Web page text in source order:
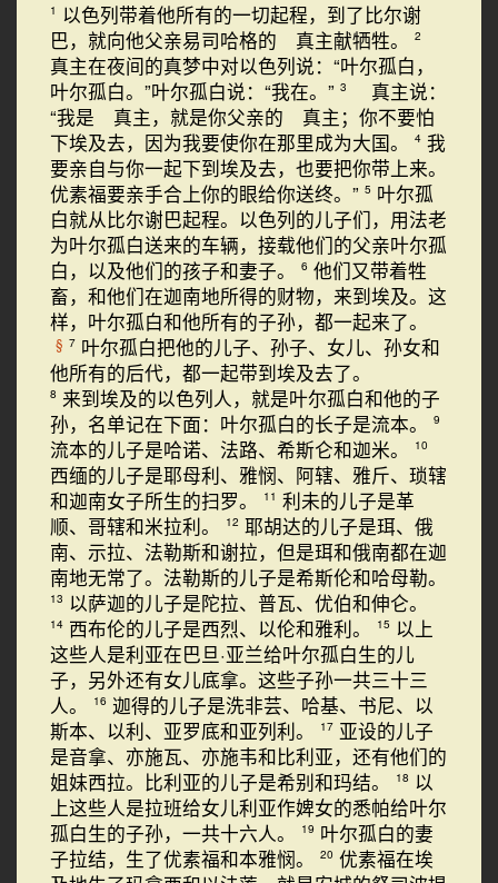
1 以色列带着他所有的一切起程，到了比尔谢
巴，就向他父亲易司哈格的 真主献牺牲。
2
真主在夜间的真梦中对以色列说：“叶尔孤白，
叶尔孤白。”叶尔孤白说：“我在。” 3
真主说：
“我是 真主，就是你父亲的 真主；你不要怕
下埃及去，因为我要使你在那里成为大国。
4 我
要亲自与你一起下到埃及去，也要把你带上来。
优素福要亲手合上你的眼给你送终。” 5 叶尔孤
白就从比尔谢巴起程。以色列的儿子们，用法老
为叶尔孤白送来的车辆，接载他们的父亲叶尔孤
白，以及他们的孩子和妻子。
6 他们又带着牲
畜，和他们在迦南地所得的财物，来到埃及。这
样，叶尔孤白和他所有的子孙，都一起来了。
§ 7 叶尔孤白把他的儿子、孙子、女儿、孙女和
他所有的后代，都一起带到埃及去了。
8 来到埃及的以色列人，就是叶尔孤白和他的子
孙，名单记在下面：叶尔孤白的长子是流本。
9
流本的儿子是哈诺、法路、希斯仑和迦米。 10
西缅的儿子是耶母利、雅悯、阿辖、雅斤、琐辖
和迦南女子所生的扫罗。
11 利未的儿子是革
顺、哥辖和米拉利。
12 耶胡达的儿子是珥、俄
南、示拉、法勒斯和谢拉，但是珥和俄南都在迦
南地无常了。法勒斯的儿子是希斯伦和哈母勒。
13 以萨迦的儿子是陀拉、普瓦、优伯和伸仑。
14 西布伦的儿子是西烈、以伦和雅利。 15 以上
这些人是利亚在巴旦·亚兰给叶尔孤白生的儿
子，另外还有女儿底拿。这些子孙一共三十三
人。
16 迦得的儿子是洗非芸、哈基、书尼、以
斯本、以利、亚罗底和亚列利。
17 亚设的儿子
是音拿、亦施瓦、亦施韦和比利亚，还有他们的
姐妹西拉。比利亚的儿子是希别和玛结。
18 以
上这些人是拉班给女儿利亚作婢女的悉帕给叶尔
孤白生的子孙，一共十六人。
19 叶尔孤白的妻
子拉结，生了优素福和本雅悯。
20 优素福在埃